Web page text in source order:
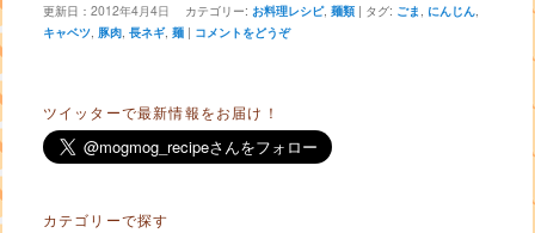
更新日： 2012年4月4日 カテゴリー: お料理レシピ,麺類 | タグ: ごま , にんじん,
キャベツ, 豚肉, 長ネギ, 麺 | コメントをどうぞ
ツイッターで最新情報をお届け！
カテゴリーで探す